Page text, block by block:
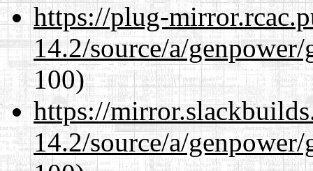
https://plug-
14.2/source/a/
100)
https://
14.2/source/a/